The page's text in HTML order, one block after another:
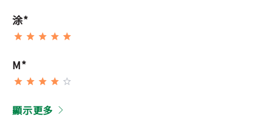
涂*
M*
顯示更多